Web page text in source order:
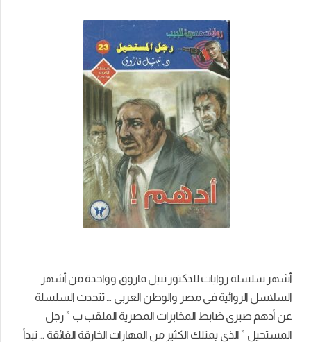
أشهر سلسلة روايات للدكتور نبيل فاروق وواحدة من أشهر
السلاسل الروائية فى مصر والوطن العربى … تتحدث السلسلة
عن أدهم صبرى ضابط المخابرات المصرية الملقب ب ” رجل
المستحيل ” الذى يمتلك الكثير من المهارات الخارقة الفائقة … تبدأ